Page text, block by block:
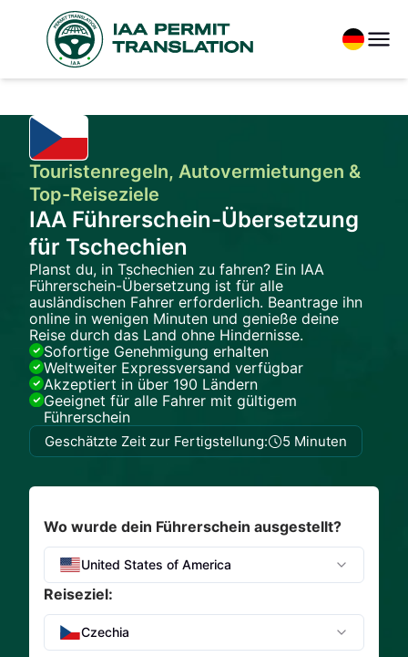
Touristenregeln, Autovermietungen &
Top-Reiseziele
IAA Führerschein-Übersetzung
für Tschechien
Planst du, in Tschechien zu fahren? Ein IAA
Führerschein-Übersetzung ist für alle
ausländischen Fahrer erforderlich. Beantrage ihn
online in wenigen Minuten und genieße deine
Reise durch das Land ohne Hindernisse.
Sofortige Genehmigung erhalten
Weltweiter Expressversand verfügbar
Akzeptiert in über 190 Ländern
Geeignet für alle Fahrer mit gültigem
Führerschein
Geschätzte Zeit zur Fertigstellung: 5 Minuten
Wo wurde dein Führerschein ausgestellt?
United States of America
Reiseziel:
Czechia